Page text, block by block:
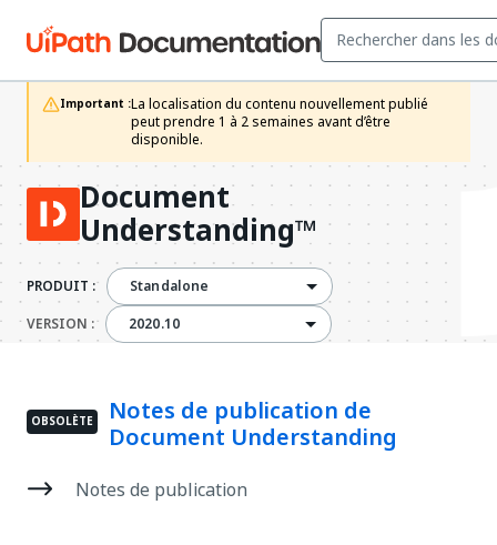
Important :La localisation du contenu nouvellement publié
peut prendre 1 à 2 semaines avant d’être
disponible.
Document
Understanding™
PRODUIT :
Standalone
VERSION :2020.102020.10
OBSOLÈTE
Notes de publication de
Document Understanding
Notes de publication